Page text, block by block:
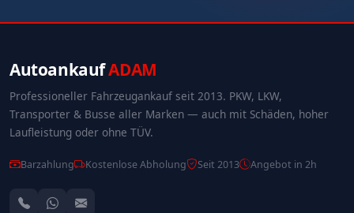
AutoankaufADAM
Professioneller Fahrzeugankauf seit 2013. PKW, LKW,
Transporter & Busse aller Marken — auch mit Schäden, hoher
Laufleistung oder ohne TÜV.
Barzahlung Kostenlose Abholung Seit 2013 Angebot in 2h